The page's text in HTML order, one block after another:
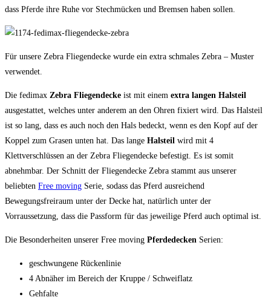
dass Pferde ihre Ruhe vor Stechmücken und Bremsen haben sollen.
Für unsere Zebra Fliegendecke wurde ein extra schmales Zebra – Muster
verwendet.
Die fedimax Zebra Fliegendecke ist mit einem extra langen Halsteil
ausgestattet, welches unter anderem an den Ohren fixiert wird. Das Halsteil
ist so lang, dass es auch noch den Hals bedeckt, wenn es den Kopf auf der
Koppel zum Grasen unten hat. Das lange Halsteil wird mit 4
Klettverschlüssen an der Zebra Fliegendecke befestigt. Es ist somit
abnehmbar. Der Schnitt der Fliegendecke Zebra stammt aus unserer
beliebten Free moving Serie, sodass das Pferd ausreichend
Bewegungsfreiraum unter der Decke hat, natürlich unter der
Vorraussetzung, dass die Passform für das jeweilige Pferd auch optimal ist.
Die Besonderheiten unserer Free moving Pferdedecken Serien:
geschwungene Rückenlinie
4 Abnäher im Bereich der Kruppe / Schweiflatz
Gehfalte